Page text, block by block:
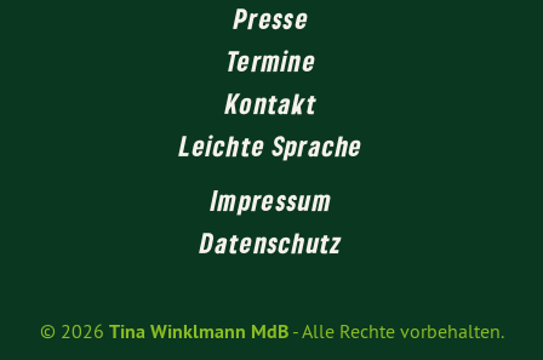
Presse
Termine
Kontakt
Leichte Sprache
Impressum
Datenschutz
© 2026 Tina Winklmann MdB- Alle Rechte vorbehalten.